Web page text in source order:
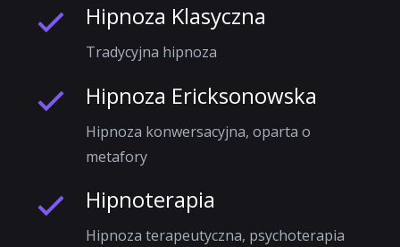
Hipnoza Klasyczna
Tradycyjna hipnoza
Hipnoza Ericksonowska
Hipnoza konwersacyjna, oparta o
metafory
Hipnoterapia
Hipnoza terapeutyczna, psychoterapia